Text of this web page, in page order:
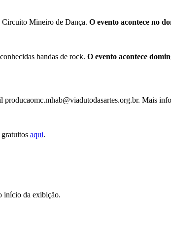
Circuito Mineiro de Dança. O evento acontece no
bandas de rock. O evento acontece
Mais
aqui.
início da exibição.